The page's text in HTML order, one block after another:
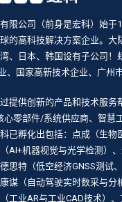
限公司（前身是宏科）始于
的高科技解决方案企业。大
、日本、韩国设有子公司！
、国家高新技术企业、广州
提供创新的产品和技术服务
心零部件/系统供应商、智慧
已孵化出包括：点成（生物
AI+机器视觉与光学检测）
思特（低空经济GNSS测试
谋（自动驾驶实时数采与分
工业AR与工业CAD技术）